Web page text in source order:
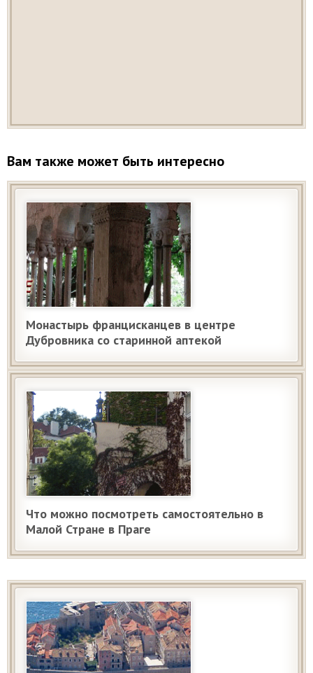
Вам также может быть интересно
Монастырь францисканцев в центре
Дубровника со старинной аптекой
Что можно посмотреть самостоятельно в
Малой Стране в Праге